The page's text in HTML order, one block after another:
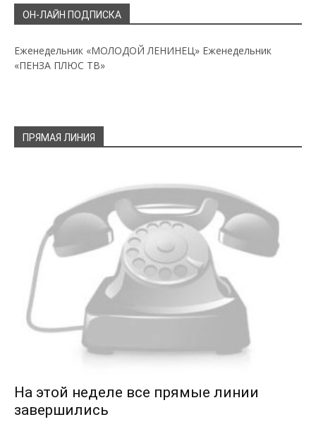
ОН-ЛАЙН ПОДПИСКА
Еженедельник «МОЛОДОЙ ЛЕНИНЕЦ» Еженедельник
«ПЕНЗА ПЛЮС ТВ»
ПРЯМАЯ ЛИНИЯ
На этой неделе все прямые линии
завершились